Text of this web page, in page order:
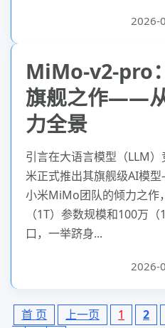
2026-
MiMo-v2-pro
旗舰之作——
力全景
引言在大语言模型（LLM
米正式推出其旗舰级AI模
小米MiMo团队的倾力之
（1T）参数规模和100万
口，一举跻身...
2026-
首 页 上一页 1 2